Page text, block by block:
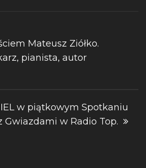
Mateusz Ziółko.
pianista, autor
w piątkowym Spotkaniu
Gwiazdami w Radio Top.